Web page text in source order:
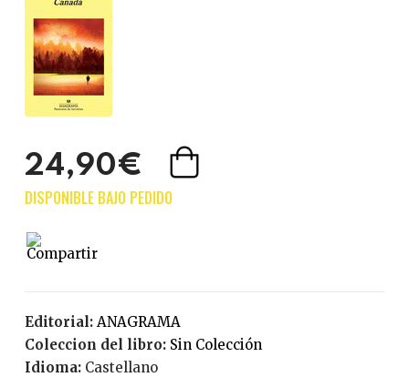
24,90€
Editorial:
ANAGRAMA
Coleccion del libro:
Sin Colección
Idioma:
Castellano